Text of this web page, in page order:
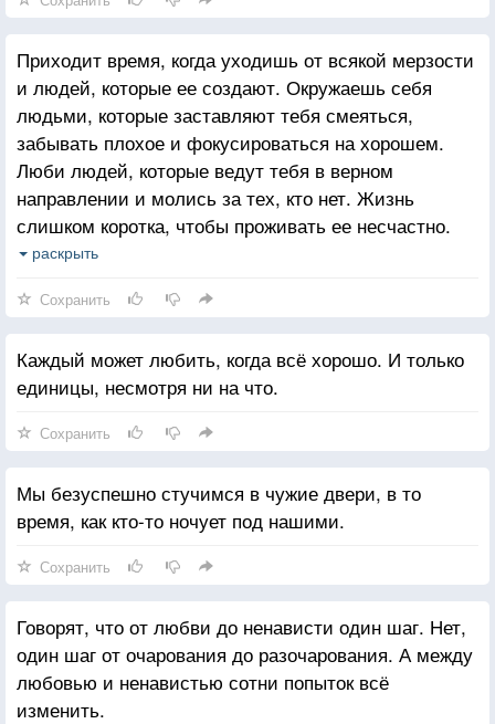
Приходит время, когда уходишь от всякой мерзости
и людей, которые ее создают. Окружаешь себя
людьми, которые заставляют тебя смеяться,
забывать плохое и фокусироваться на хорошем.
Люби людей, которые ведут тебя в верном
направлении и молись за тех, кто нет. Жизнь
слишком коротка, чтобы проживать ее несчастно.
Падение - это часть жизни, но восстание - сама
раскрыть
Сохранить
Каждый может любить, когда всё хорошо. И только
единицы, несмотря ни на что.
Сохранить
Мы безуспешно стучимся в чужие двери, в то
время, как кто-то ночует под нашими.
Сохранить
Говорят, что от любви до ненависти один шаг. Нет,
один шаг от очарования до разочарования. А между
любовью и ненавистью сотни попыток всё
изменить.